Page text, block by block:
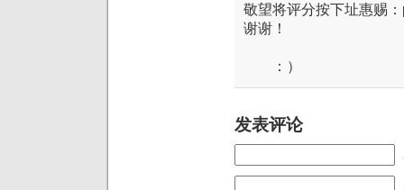
敬望将评分按下址惠赐
谢谢！
：）
发表评论